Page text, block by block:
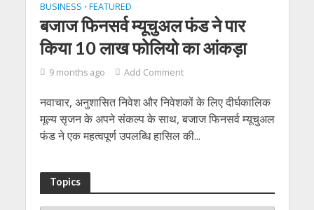
BUSINESS • FEATURED
बजाज फिनसर्व म्यूचुअल फंड ने पार
किया 10 लाख फोलियो का आंकड़ा
9 months ago Add Comment
नवाचार, अनुशासित निवेश और निवेशकों के लिए दीर्घकालिक
मूल्य सृजन के अपने संकल्प के साथ, बजाज फिनसर्व म्यूचुअल
फंड ने एक महत्वपूर्ण उपलब्धि हासिल की...
Topics